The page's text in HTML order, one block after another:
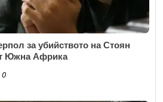
за убийството на Стоян
Южна Африка
0